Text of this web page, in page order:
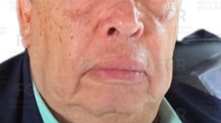
La Jefa del Ejecutivo Federal pidió al Comité seguir
acompañando al Gobierno de México y como primera
medida, el Instituto Mexicano de Tecnología del Agua
realizará pozos de exploración para verificar si en el
subsuelo de las Cuencas Sabinas-Burro-Picachos en
Coahuila y Nuevo León y Burgos en la zona noreste de
Tamaulipas, hay agua salada y gas no convencional.